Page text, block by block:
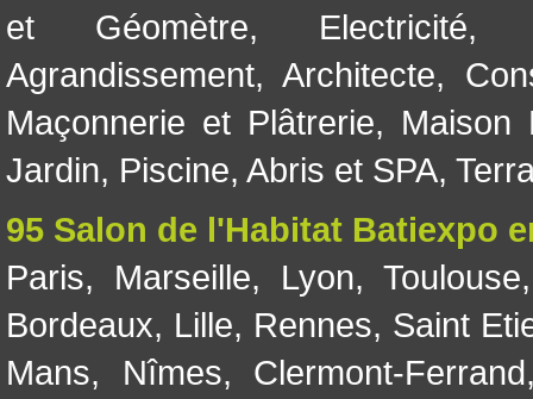
et Géomètre, Electricité
Agrandissement, Architecte,
Maçonnerie et Plâtrerie, Maison
Jardin, Piscine, Abris et SPA,
95 Salon de l'Habitat Batiexpo
Paris, Marseille, Lyon, Toulouse
Bordeaux, Lille, Rennes, Saint
Mans, Nîmes, Clermont-Ferrand